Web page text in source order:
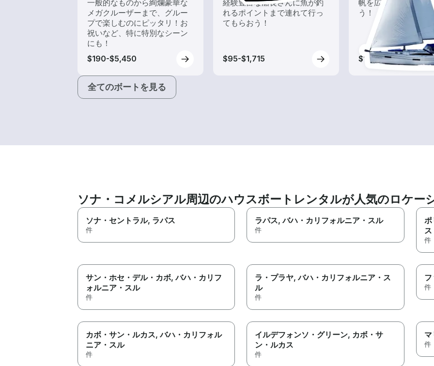
一般的なものから絢爛豪華な
メガクルーザーまで、グルー
プで楽しむのにピッタリ！お
祝いなど、特に特別なシーン
にも！
$190-$5,450
経験豊富な船長さんに魚が釣
れるポイントまで連れて行っ
てもらおう！
$95-$1,715
帆を広げて風を味方
う！
$100-$1,780
全てのボートを見る
ソナ・コメルシアル周辺のハウスボートレンタルが人気のロケー
ソナ・セントラル, ラパス
件
ラパス, バハ・カリフォルニア・スル
件
ポ
ス
件
サン・ホセ・デル・カボ, バハ・カリフ
ォルニア・スル
件
ラ・プラヤ, バハ・カリフォルニア・ス
ル
件
件
カボ・サン・ルカス, バハ・カリフォル
ニア・スル
件
イルデフォンソ・グリーン, カボ・サ
ン・ルカス
件
マ
件